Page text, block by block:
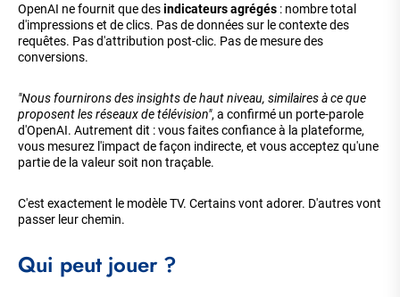
OpenAI ne fournit que desindicateurs agrégés : nombre total
d'impressions et de clics. Pas de données sur le contexte des
requêtes. Pas d'attribution post-clic. Pas de mesure des
conversions.
"Nous fournirons des insights de haut niveau, similaires à ce que
proposent les réseaux de télévision", a confirmé un porte-parole
d'OpenAI. Autrement dit : vous faites confiance à la plateforme,
vous mesurez l'impact de façon indirecte, et vous acceptez qu'une
partie de la valeur soit non traçable.
C'est exactement le modèle TV. Certains vont adorer. D'autres vont
passer leur chemin.
Qui peut jouer ?